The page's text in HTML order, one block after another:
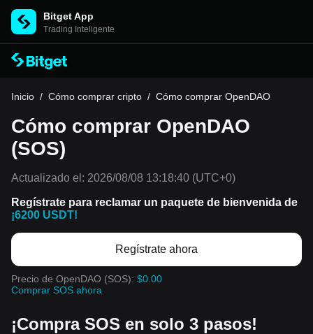
Bitget App
Trading Inteligente
Inicio / Cómo comprar cripto / Cómo comprar OpenDAO
Cómo comprar OpenDAO
(SOS)
Actualizado el: 2026/08/08 13:18:40 (UTC+0)
Regístrate para reclamar un paquete de bienvenida de
¡6200 USDT!
Regístrate ahora
Precio de OpenDAO (SOS): $0.00
Comprar SOS ahora
¡Compra SOS en solo 3 pasos!